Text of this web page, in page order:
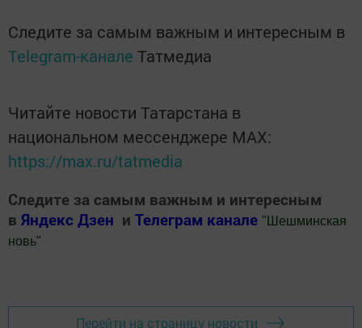
Следите за самым важным и интересным в
Telegram-канале Татмедиа
Читайте новости Татарстана в
национальном мессенджере MАХ:
https://max.ru/tatmedia
Следите за самым важным и интересным
в Яндекс Дзен и Телеграм канале " Шешминская
новь"
Перейти на страницу новости